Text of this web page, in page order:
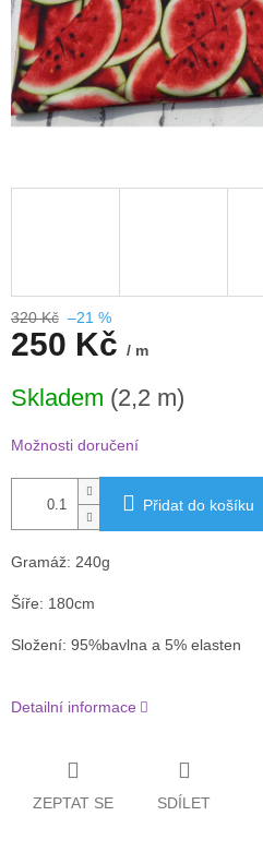
320 Kč –21 %
250 Kč / m
cena:
Skladem (2,2 m)
Možnosti doručení
Přidat do košíku
Gramáž: 240g
Šíře: 180cm
Složení: 95%bavlna a 5% elasten
Detailní informace
ZEPTAT SE SDÍLET